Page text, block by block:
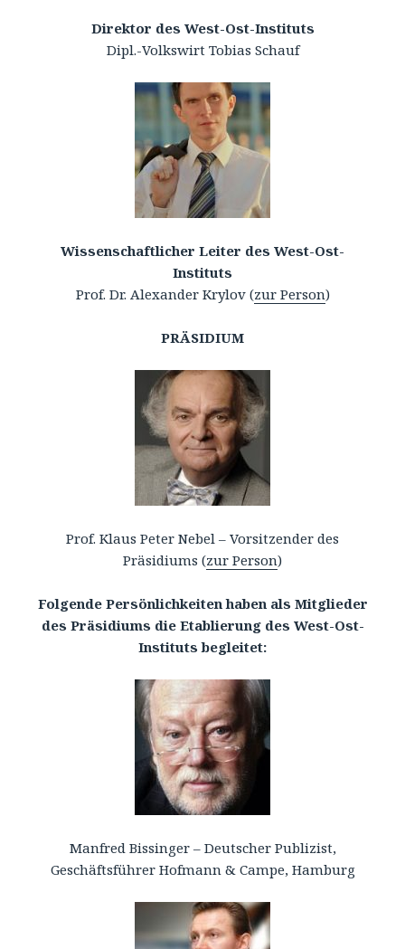
Direktor des West-Ost-Instituts
Dipl.-Volkswirt Tobias Schauf
Wissenschaftlicher Leiter des West-Ost-
Instituts
Prof. Dr. Alexander Krylov (zur Person)
PRÄSIDIUM
Prof. Klaus Peter Nebel – Vorsitzender des
Präsidiums (zur Person)
Folgende Persönlichkeiten haben als Mitglieder
des Präsidiums die Etablierung des West-Ost-
Instituts begleitet:
Manfred Bissinger – Deutscher Publizist,
Geschäftsführer Hofmann & Campe, Hamburg